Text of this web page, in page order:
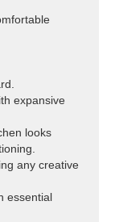
expansive
looks
any creative
essential